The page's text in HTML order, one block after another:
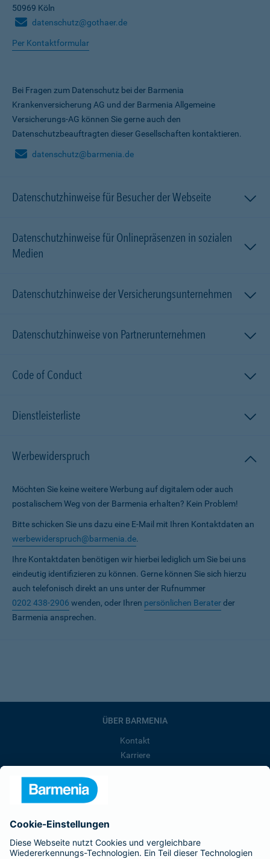
50969 Köln
datenschutz@gothaer.de
Per Kontaktformular
Bei Fragen zum Datenschutz bei der Barmenia
Krankenversicherung AG und der Barmenia Allgemeine
Versicherungs-AG können Sie gerne auch den
Datenschutzbeauftragten dieser Gesellschaften kontaktieren.
datenschutz@barmenia.de
Datenschutzhinweise für Besucher der Webseite
Datenschutzhinweise für Onlinepräsenzen in sozialen
Medien
Datenschutzhinweise der Versicherungsunternehmen
Datenschutzhinweise von Partnerunternehmen
Code of Conduct
Dienstleisterliste
Werbewiderspruch
Möchten Sie keine weitere Werbung auf digitalem oder auch
postalischem Weg von der Barmenia erhalten? Kein Problem!
Bitte schicken Sie uns dazu eine E-Mail mit Ihren Kontaktdaten an
werbewiderspruch@barmenia.de.
Ihre Kontaktdaten benötigen wir hierbei lediglich um Sie bei uns
eindeutig identifizieren zu können. Gerne können Sie sich hierzu
auch telefonisch direkt an uns unter der Rufnummer
0202 438-2906 wenden, oder Ihren persönlichen Beraterder
Barmenia ansprechen.
ÜBER BARMENIA
Kontakt
Karriere
Barmenia ist Teil der BarmeniaGothaer
BELIEBTE SEITEN